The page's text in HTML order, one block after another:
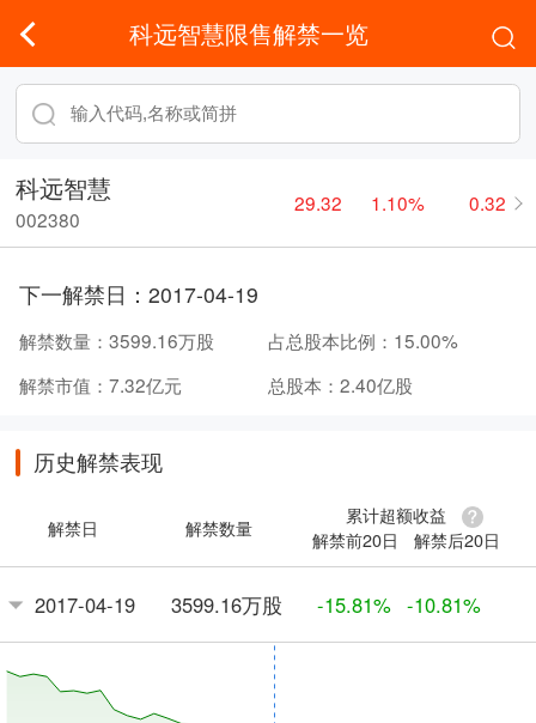
科远智慧限售解禁一览
科远智慧
002380
29.32 1.10% 0.32
下一解禁日： 2017-04-19
解禁数量： 3599.16万股 占总股本比例： 15.00%
解禁市值： 7.32亿元 总股本： 2.40亿股
历史解禁表现
解禁日 解禁数量
累计超额收益
解禁前20日
解禁后20日
2017-04-19 3599.16万股 -15.81% -10.81%